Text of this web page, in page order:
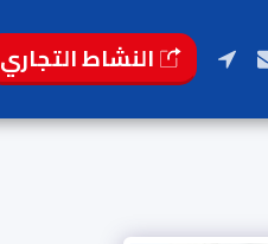
النشاط التجاري